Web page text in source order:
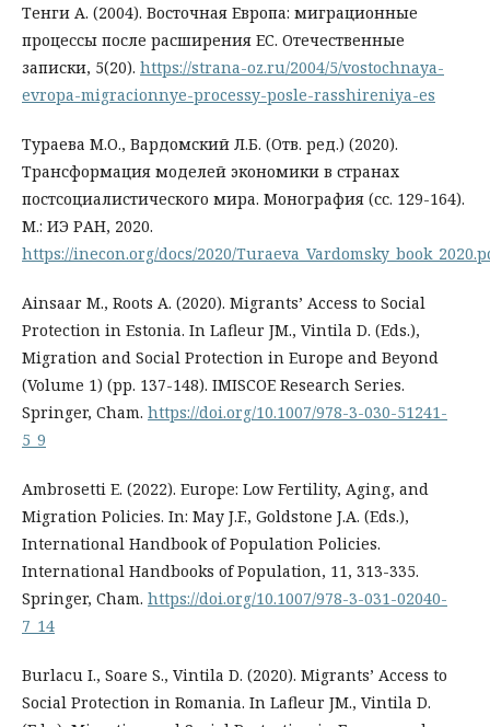
Тенги А. (2004). Восточная Европа: миграционные
процессы после расширения ЕС. Отечественные
записки, 5(20). https://strana-oz.ru/2004/5/vostochnaya-
evropa-migracionnye-processy-posle-rasshireniya-es
Тураева М.О., Вардомский Л.Б. (Отв. ред.) (2020).
Трансформация моделей экономики в странах
постсоциалистического мира. Монография (сс. 129-164).
М.: ИЭ РАН, 2020.
https://inecon.org/docs/2020/
Ainsaar M., Roots A. (2020). Migrants’ Access to Social
Protection in Estonia. In Lafleur JM., Vintila D. (Eds.),
Migration and Social Protection in Europe and Beyond
(Volume 1) (pp. 137-148). IMISCOE Research Series.
Springer, Cham. https://doi.org/10.1007/978-3-030-51241-
5_9
Ambrosetti E. (2022). Europe: Low Fertility, Aging, and
Migration Policies. In: May J.F., Goldstone J.A. (Eds.),
International Handbook of Population Policies.
International Handbooks of Population, 11, 313-335.
Springer, Cham. https://doi.org/10.1007/978-3-031-02040-
7_14
Burlacu I., Soare S., Vintila D. (2020). Migrants’ Access to
Social Protection in Romania. In Lafleur JM., Vintila D.